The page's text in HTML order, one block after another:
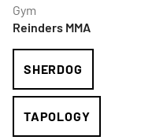
Gym
Reinders MMA
SHERDOG
TAPOLOGY